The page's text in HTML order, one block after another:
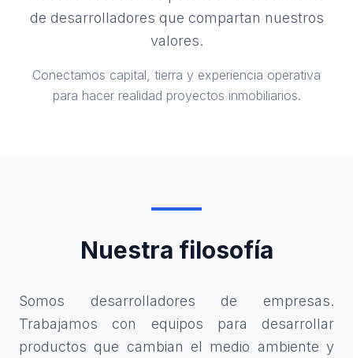
de desarrolladores que compartan nuestros
valores.
Conectamos capital, tierra y experiencia operativa
para hacer realidad proyectos inmobiliarios.
Nuestra filosofía
Somos desarrolladores de empresas.
Trabajamos con equipos para desarrollar
productos que cambian el medio ambiente y